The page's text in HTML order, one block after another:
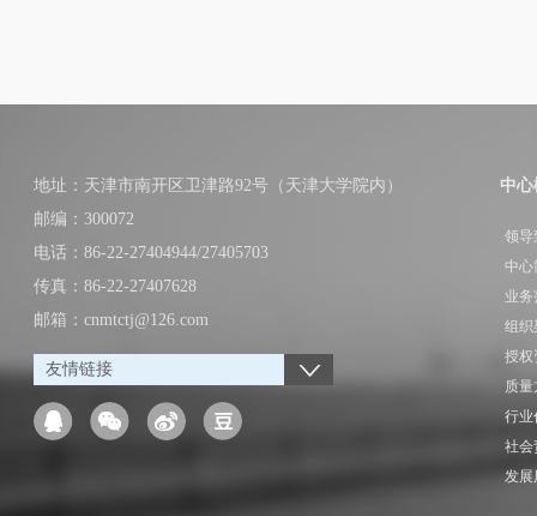
地址：天津市南开区卫津路92号（天津大学院内）
邮编：300072
电话：86-22-27404944/27405703
传真：86-22-27407628
邮箱：cnmtctj@126.com
友情链接
中
领导
中心
业务
组织
授权
质量
行业
社会
发展